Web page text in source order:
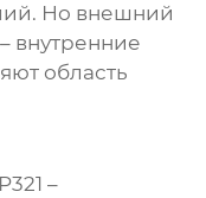
Но внешний
внутренние
область
–